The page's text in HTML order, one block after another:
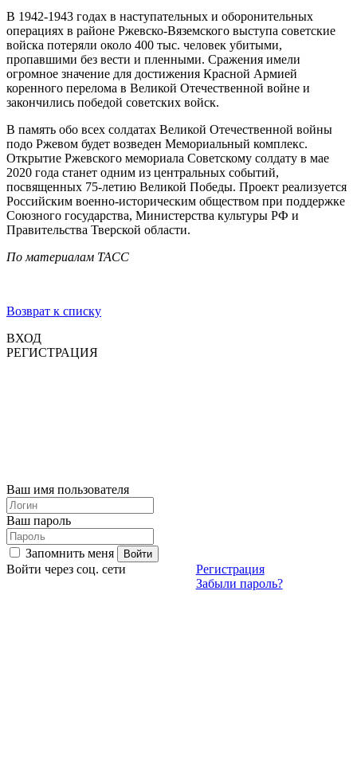
В 1942-1943 годах в наступательных и оборонительных
операциях в районе Ржевско-Вяземского выступа советские
войска потеряли около 400 тыс. человек убитыми,
пропавшими без вести и пленными. Сражения имели
огромное значение для достижения Красной Армией
коренного перелома в Великой Отечественной войне и
закончились победой советских войск.
В память обо всех солдатах Великой Отечественной войны
подо Ржевом будет возведен Мемориальный комплекс.
Открытие Ржевского мемориала Советскому солдату в мае
2020 года станет одним из центральных событий,
посвященных 75-летию Великой Победы. Проект реализуется
Российским военно-историческим обществом при поддержке
Союзного государства, Министерства культуры РФ и
Правительства Тверской области.
По материалам ТАСС
Возврат к списку
ВХОД
РЕГИСТРАЦИЯ
Ваш имя пользователя
Ваш пароль
Запомнить меня
Регистрация
Забыли пароль?
Войти через соц. сети